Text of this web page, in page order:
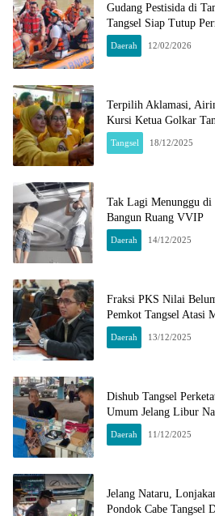
Gudang Pestisida di
Tangsel Siap Tutup
Daerah 12/02/2026
Terpilih Aklamasi,
Kursi Ketua Golkar
Tangsel 18/12/2025
Tak Lagi Menunggu di
Bangun Ruang VVIP
Daerah 14/12/2025
Fraksi PKS Nilai
Pemkot Tangsel Atasi
Daerah 13/12/2025
Dishub Tangsel
Umum Jelang Libur
Daerah 11/12/2025
Jelang Nataru,
Pondok Cabe Tangsel